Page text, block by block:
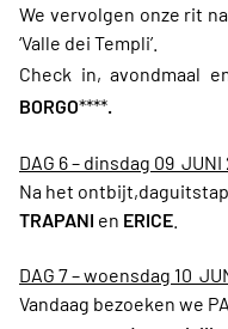
We vervolgen onze rit
‘Valle dei Templi’.
Check in, avondmaal
BORGO****
DAG 6 – dinsdag 09 JUNI
Na het
TRAPANI en ERICE
DAG 7 – woensdag 10
Vandaag bezoeken we